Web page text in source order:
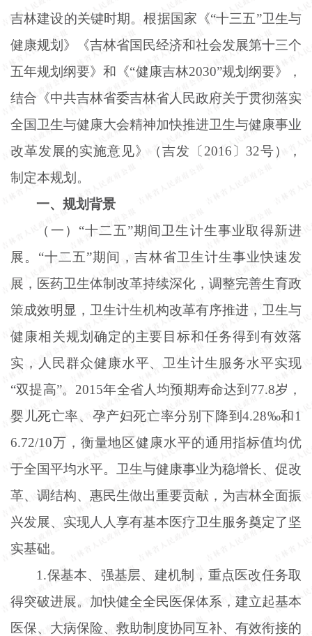
吉林建设的关键时期。根据国家《“十三五”卫生与
健康规划》《吉林省国民经济和社会发展第十三个
五年规划纲要》和《“健康吉林2030”规划纲要》，
结合《中共吉林省委吉林省人民政府关于贯彻落实
全国卫生与健康大会精神加快推进卫生与健康事业
改革发展的实施意见》（吉发〔2016〕32号），
制定本规划。
一、规划背景
（一） “十二五”期间卫生计生事业取得新进
展。“十二五”期间，吉林省卫生计生事业快速发
展，医药卫生体制改革持续深化，调整完善生育政
策成效明显，卫生计生机构改革有序推进，卫生与
健康相关规划确定的主要目标和任务得到有效落
实，人民群众健康水平、卫生计生服务水平实现
“双提高”。2015年全省人均预期寿命达到77.8岁，
婴儿死亡率、孕产妇死亡率分别下降到4.28‰和1
6.72/10万，衡量地区健康水平的通用指标值均优
于全国平均水平。卫生与健康事业为稳增长、促改
革、调结构、惠民生做出重要贡献，为吉林全面振
兴发展、实现人人享有基本医疗卫生服务奠定了坚
实基础。
1.保基本、强基层、建机制，重点医改任务取
得突破进展。加快健全全民医保体系，建立起基本
医保、大病保险、救助制度协同互补、有效衔接的